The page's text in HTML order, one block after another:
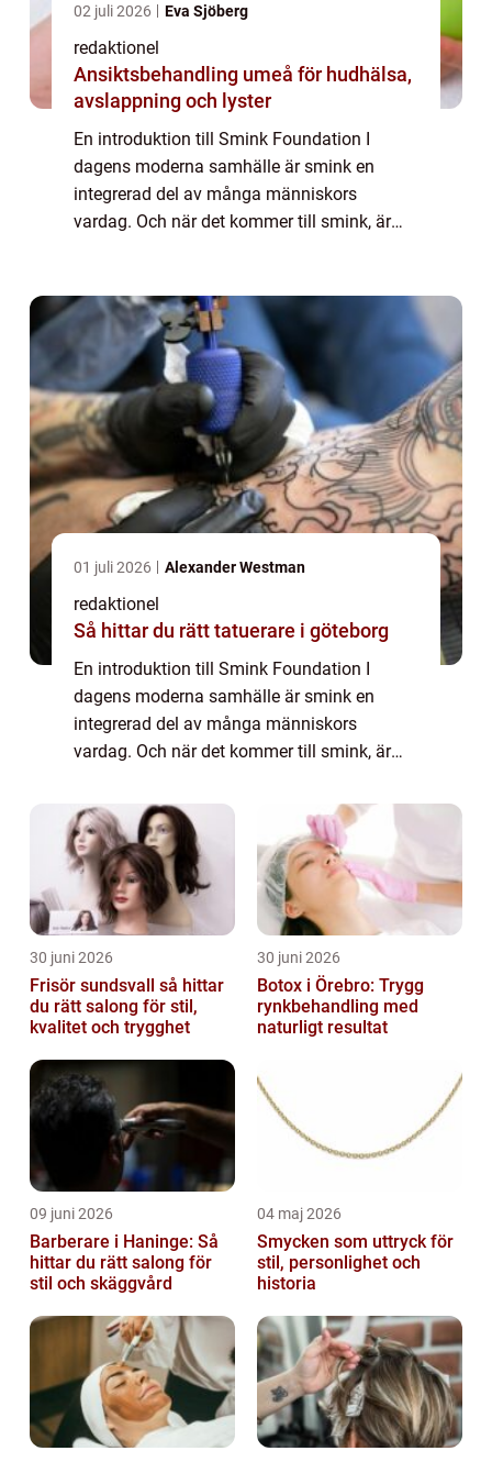
02 juli 2026 Eva Sjöberg
redaktionel
Ansiktsbehandling umeå för hudhälsa,
avslappning och lyster
En introduktion till Smink Foundation I
dagens moderna samhälle är smink en
integrerad del av många människors
vardag. Och när det kommer till smink, är
används för att...
01 juli 2026 Alexander Westman
redaktionel
Så hittar du rätt tatuerare i göteborg
En introduktion till Smink Foundation I
dagens moderna samhälle är smink en
integrerad del av många människors
vardag. Och när det kommer till smink, är
Foundation är en typ av kosmetika som
används för att...
30 juni 2026
Frisör sundsvall så hittar
du rätt salong för stil,
kvalitet och trygghet
30 juni 2026
Botox i Örebro: Trygg
rynkbehandling med
naturligt resultat
09 juni 2026
Barberare i Haninge: Så
hittar du rätt salong för
stil och skäggvård
04 maj 2026
Smycken som uttryck för
stil, personlighet och
historia